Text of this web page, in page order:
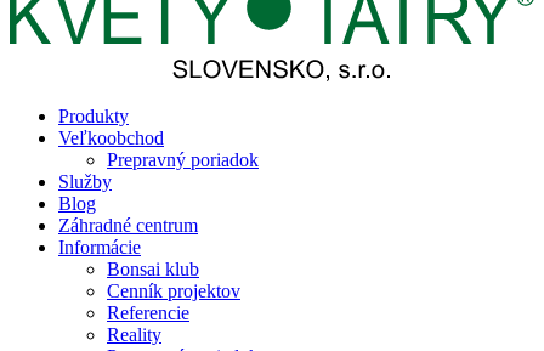
Produkty
Veľkoobchod
Prepravný poriadok
Služby
Blog
Záhradné centrum
Informácie
Bonsai klub
Cenník projektov
Referencie
Reality